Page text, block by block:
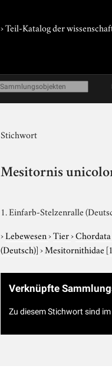
› Teil-Katalog der
Stichwort
Mesitornis
1. Einfarb-Stelzenralle
›Lebewesen›Tier›Chordata
(Deutsch)]›Mesitornithidae
Verknüpfte
Zu diesem Stichwort sind